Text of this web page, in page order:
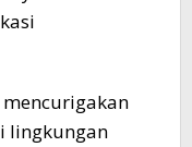
lingkungan